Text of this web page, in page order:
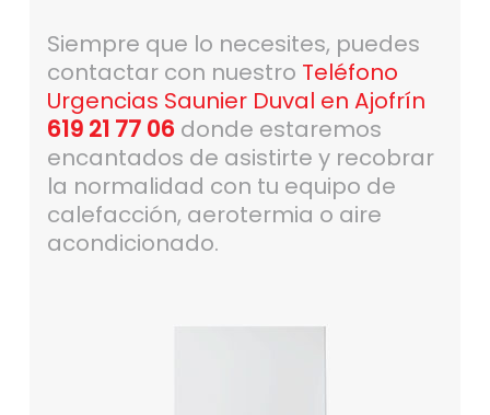
Siempre que lo necesites, puedes
contactar con nuestro Teléfono
Urgencias Saunier Duval en Ajofrín
619 21 77 06 donde estaremos
encantados de asistirte y recobrar
la normalidad con tu equipo de
calefacción, aerotermia o aire
acondicionado.